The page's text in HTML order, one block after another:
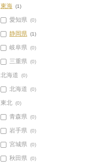
東海 (1)
愛知県 (0)
静岡県 (1)
岐阜県 (0)
三重県 (0)
北海道 (0)
北海道 (0)
東北 (0)
青森県 (0)
岩手県 (0)
宮城県 (0)
秋田県 (0)